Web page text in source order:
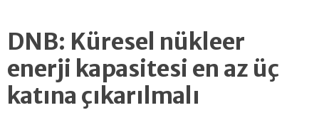
DNB: Küresel nükleer
enerji kapasitesi en az üç
katına çıkarılmalı